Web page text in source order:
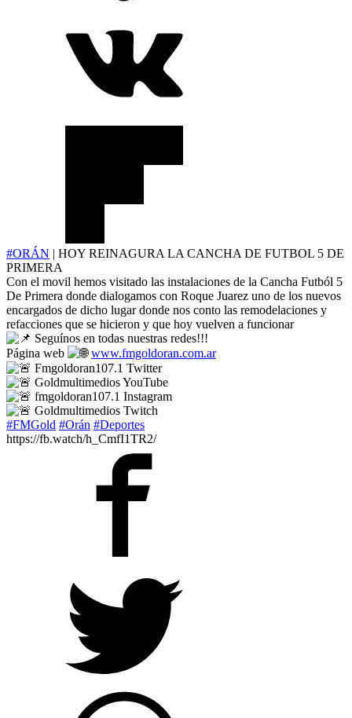
#ORÁN | HOY REINAGURA LA CANCHA DE FUTBOL 5 DE
PRIMERA
Con el movil hemos visitado las instalaciones de la Cancha Futból 5
De Primera donde dialogamos con Roque Juarez uno de los nuevos
encargados de dicho lugar donde nos conto las remodelaciones y
refacciones que se hicieron y que hoy vuelven a funcionar
Seguínos en todas nuestras redes!!!
Página web
www.fmgoldoran.com.ar
Fmgoldoran107.1 Twitter
Goldmultimedios YouTube
fmgoldoran107.1 Instagram
Goldmultimedios Twitch
#FMGold #Orán #Deportes
https://fb.watch/h_CmfI1TR2/